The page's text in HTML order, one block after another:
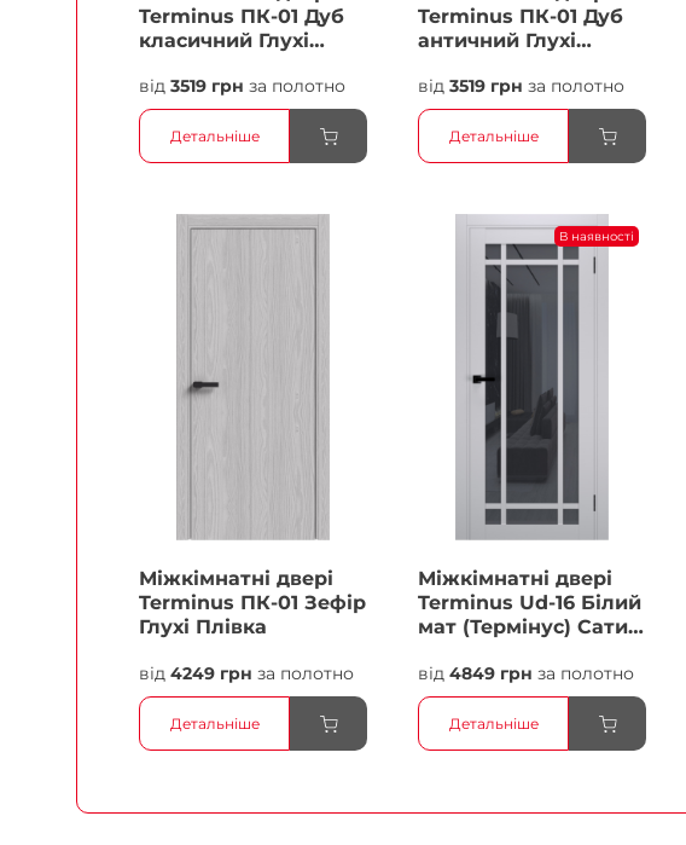
Terminus ПК-01 Дуб
класичний Глухі
від 3519 грн за полотно
Детальніше
Terminus ПК-01 Дуб
античний Глухі
від3519 грн за полотно
Детальніше
Міжкімнатні двері
Terminus ПК-01 Зефір
Глухі Плівка
від 4249 грн за полотно
Детальніше
В наявності
Міжкімнатні двері
Terminus Ud-16 Білий
мат (Термінус) Сатин
від4849 грн за полотно
Детальніше